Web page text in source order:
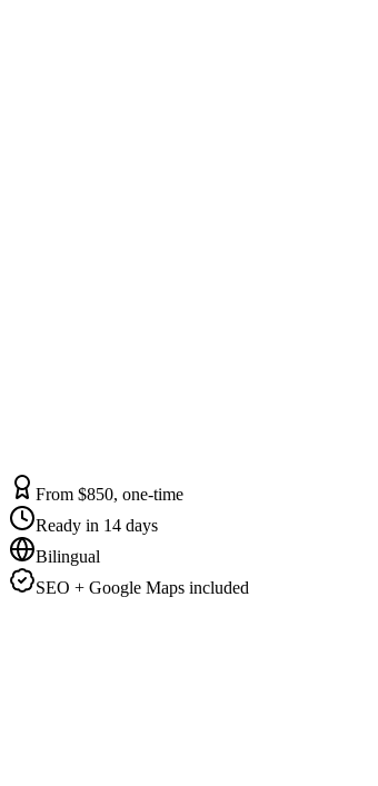
From $850, one-time
Ready in 14 days
Bilingual
SEO + Google Maps included